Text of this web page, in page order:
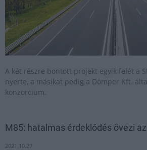
A két részre bontott projekt egyik felét a
nyerte, a másikat pedig a Dömper Kft.
konzorcium.
M85: hatalmas érdeklődés övezi
2021.10.27